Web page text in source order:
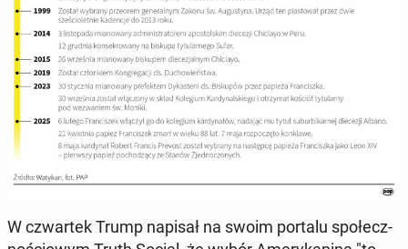
W czwar­tek Trump napisał na swoim portalu spo­łecz­